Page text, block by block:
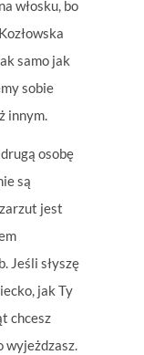
włosku, bo
samo jak
sobie
innym.
osobę
są
jest
Jeśli słyszę
jak Ty
chcesz
wyjeżdzasz.